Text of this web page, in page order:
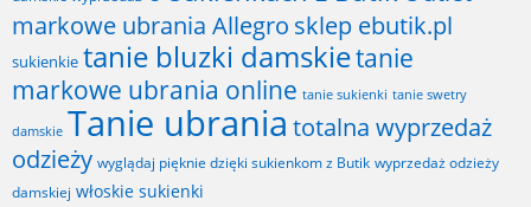
markowe ubrania Allegro sklep ebutik.pl
sukienkie tanie bluzki damskietanie
markowe ubrania online tanie sukienki tanie swetry
damskie Tanie ubrania totalna wyprzedaż
odzieży wyglądaj pięknie dzięki sukienkom z Butik wyprzedaż odzieży
damskiej włoskie sukienki